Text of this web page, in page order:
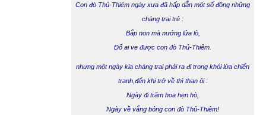
Con đò Thủ-Thiêm ngày xưa đã hấp dẫn một số đông những
chàng trai trẻ :
Bắp non mà nướng lửa lò,
Đố ai ve được con đò Thủ-Thiêm.
nhưng một ngày kia chàng trai phải ra đi trong khói lửa chiến
tranh,đến khi trở về thì than ôi :
Ngày đi trăm hoa hẹn hò,
Ngày về vắng bóng con đò Thủ-Thiêm!